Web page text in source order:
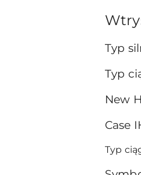
Typ
Typ
New
Case
Typ